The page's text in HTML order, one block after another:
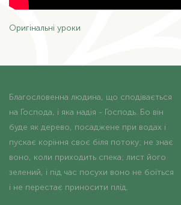
Оригінальні уроки
Благословенна людина, що сподівається
на Господа, і яка надія - Господь. Бо він
буде як дерево, посаджене при водах і
пускає коріння своє біля потоку; не знає
воно, коли приходить спека; лист його
зелений, і під час посухи воно не боїться
і не перестає приносити плід.